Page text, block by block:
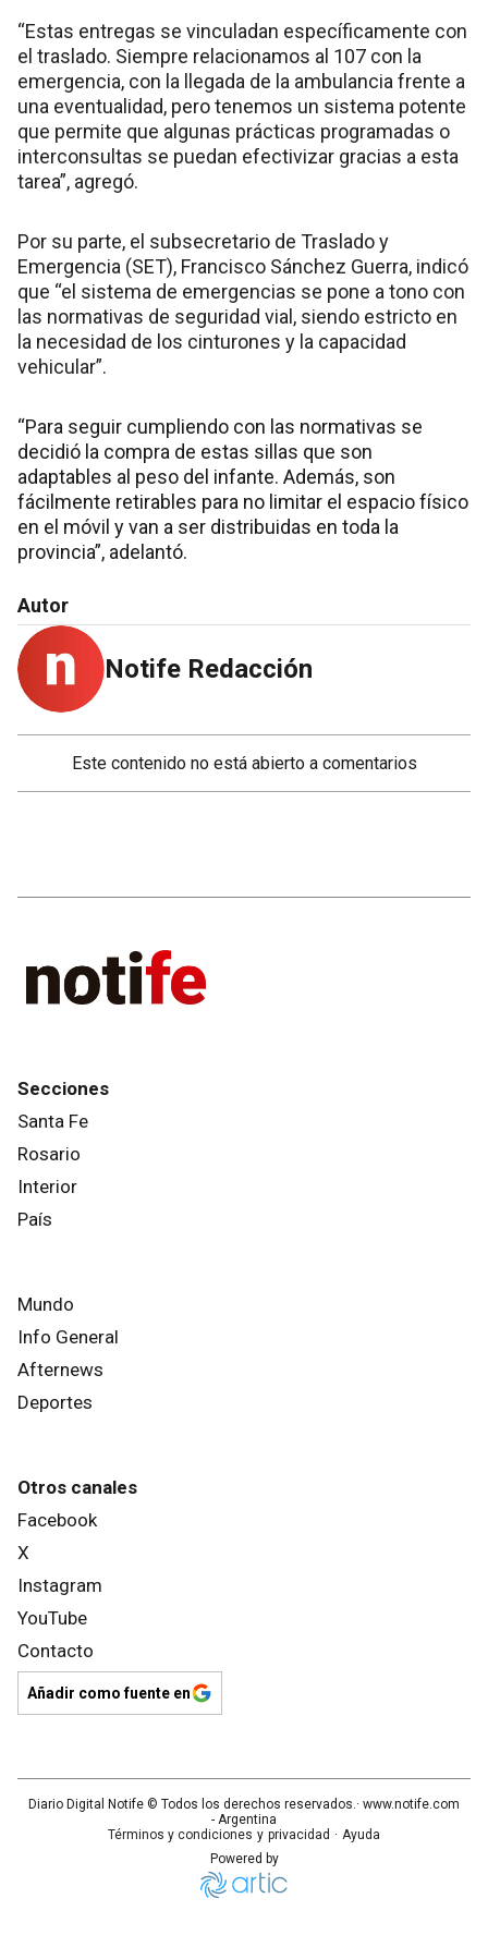
“Estas entregas se vinculadan específicamente con
el traslado. Siempre relacionamos al 107 con la
emergencia, con la llegada de la ambulancia frente a
una eventualidad, pero tenemos un sistema potente
que permite que algunas prácticas programadas o
interconsultas se puedan efectivizar gracias a esta
tarea”, agregó.
Por su parte, el subsecretario de Traslado y
Emergencia (SET), Francisco Sánchez Guerra, indicó
que “el sistema de emergencias se pone a tono con
las normativas de seguridad vial, siendo estricto en
la necesidad de los cinturones y la capacidad
vehicular”.
“Para seguir cumpliendo con las normativas se
decidió la compra de estas sillas que son
adaptables al peso del infante. Además, son
fácilmente retirables para no limitar el espacio físico
en el móvil y van a ser distribuidas en toda la
provincia”, adelantó.
Autor
Notife Redacción
Este contenido no está abierto a comentarios
Secciones
Santa Fe
Rosario
Interior
País
Mundo
Info General
Afternews
Deportes
Otros canales
Facebook
X
Instagram
YouTube
Contacto
Añadir como fuente en
Diario Digital Notife © Todos los derechos reservados.· www.notife.com
- Argentina
Términos y condiciones y privacidad · Ayuda
Powered by